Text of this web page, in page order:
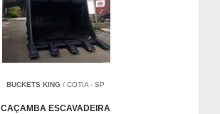
BUCKETS KING / COTIA - SP
CAÇAMBA ESCAVADEIRA